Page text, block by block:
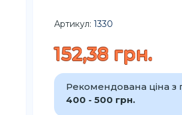
Артикул: 1330
152,38 грн.
Рекомендована ціна з
400 - 500 грн.